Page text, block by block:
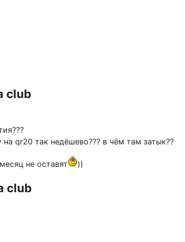
club
qr20 так недёшево??? в чём там затык??
не оставят ))
club